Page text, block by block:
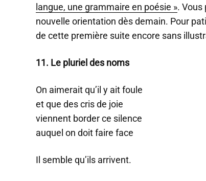
langue, une grammaire en poésie ». Vous
nouvelle orientation dès demain. Pour
de cette première suite encore sans
11. Le pluriel des noms
On aimerait qu’il y ait foule
et que des cris de joie
viennent border ce silence
auquel on doit faire face
Il semble qu’ils arrivent.